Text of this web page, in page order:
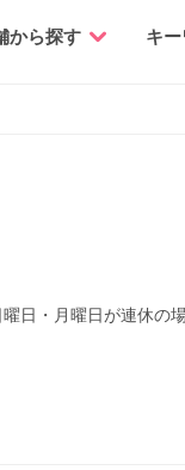
から探す キ
日・月曜日が連休の